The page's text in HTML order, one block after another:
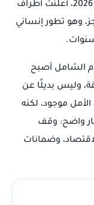
مثل تبادل الأسرى والمحتجزين. ففي مايو 2026، أعلنت أطراف
على تبادل أكثر من 1,600 محتجز، وهو تطور إنساني
الشامل أصبح
وليس بديلًا عن
موجود، لكنه
واضح: وقف
وضمانات